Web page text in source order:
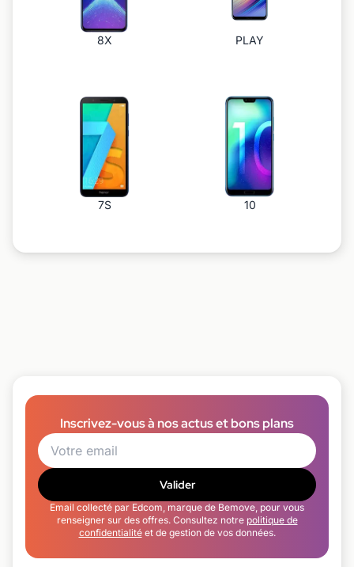
8X PLAY
7S 10
Inscrivez-vous à nos actus et bons plans
Valider
Email collecté par Edcom, marque de Bemove, pour vous
renseigner sur des offres. Consultez notre politique de
confidentialitéet de gestion de vos données.